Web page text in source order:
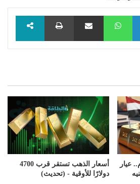
LinkedIn
WhatsAppمشاركة عبر البريد طباعة
عيار
أسعار الذهب تستقر قرب 4700
دولارًا للأوقية - (تحديث)